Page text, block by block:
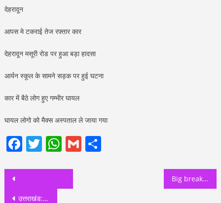
देहरादून
आपस मे टकराई तेज रफ़्तार कार
देहरादून मसूरी रोड पर हुआ बड़ा हादसा
आर्यन स्कूल के सामने सड़क पर हुई घटना
कार में बैठे लोग हुए गम्भीर घायल
घायल लोगो को मैक्स अस्पताल ले जाया गया
Facebook
Twitter
WhatsApp
GmailShare
Post
navigation
उत्तराखंड: अगले महीने से छात्र-छात्राओं के लिए खुल सकते हैं स्कूल जल्द होगा निर्णय शिक्षा मंत्री अरविंद पांडेय ने दिए संकेत
Big breaking: कर्नल अजय कोठियाल 2022 चुनावों में हो सकते है आप से मुख्यमंत्री का चेहरा मनीष सिसोदिया ने दिए संकेत